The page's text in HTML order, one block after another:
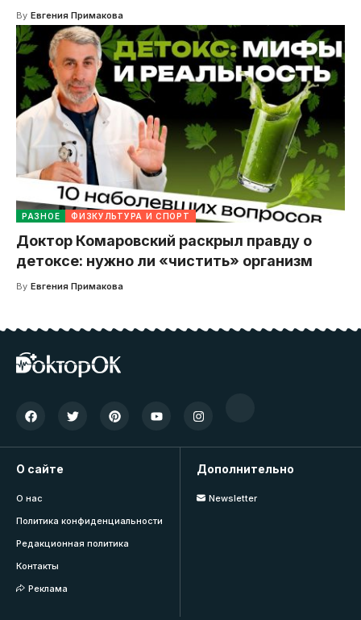
By Евгения Примакова
РАЗНОЕ ФИЗКУЛЬТУРА И СПОРТ
Доктор Комаровский раскрыл правду о
детоксе: нужно ли «чистить» организм
By Евгения Примакова
О сайте
О нас
Политика конфиденциальности
Редакционная политика
Контакты
Реклама
Дополнительно
Newsletter